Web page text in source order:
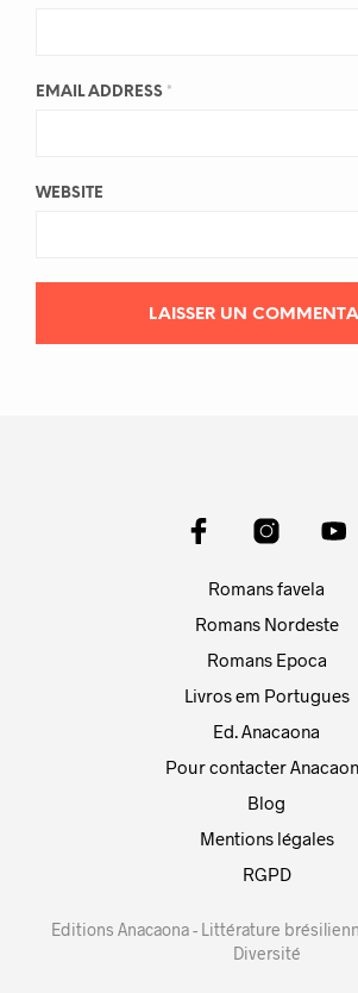
EMAIL ADDRESS *
WEBSITE
Romans favela
Romans Nordeste
Romans Epoca
Livros em Portugues
Ed. Anacaona
Pour contacter
Blog
Mentions légales
RGPD
Editions Anacaona - Littérature
Diversité